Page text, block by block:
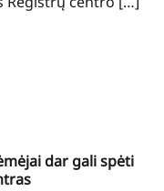
dar gali spėti